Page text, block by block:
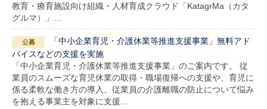
教育・療育施設向け組織・人材育成クラウド「KatagrMa（カタ
グルマ）」…
「中小企業育児・介護休業等推進支援事業」無料アド
バイスなどの支援を実施
「中小企業育児・介護休業等推進支援事業」のご案内です。 従
業員のスムーズな育児休業の取得・職場復帰への支援や、育児に
係る柔軟な働き方の導入、従業員の介護離職の防止について悩み
を抱える事業主を対象に支援…